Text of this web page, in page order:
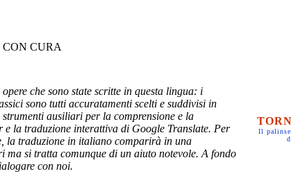
CURA
che sono state scritte in questa lingua: i
sono tutti accuratamenti scelti e suddivisi in
ausiliari per la comprensione e la
la traduzione interattiva di Google Translate. Per
la traduzione in italiano comparirà in una
ma si tratta comunque di un aiuto notevole. A fondo
con noi.
Il